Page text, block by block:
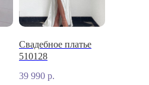
Свадебное платье
510128
39 990 р.